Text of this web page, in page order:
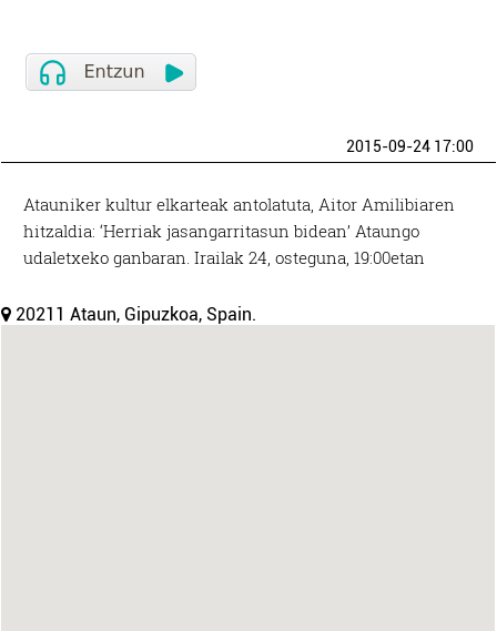
2015-09-24 17:00
Atauniker kultur elkarteak antolatuta, Aitor Amilibiaren
hitzaldia: ‘Herriak jasangarritasun bidean’ Ataungo
udaletxeko ganbaran. Irailak 24, osteguna, 19:00etan
20211 Ataun, Gipuzkoa, Spain.